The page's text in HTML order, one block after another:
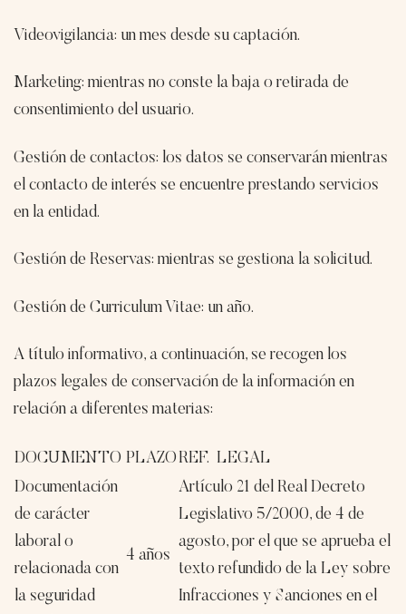
Videovigilancia: un mes desde su captación.
Marketing: mientras no conste la baja o retirada de
consentimiento del usuario.
Gestión de contactos: los datos se conservarán mientras
el contacto de interés se encuentre prestando servicios
en la entidad.
Gestión de Reservas: mientras se gestiona la solicitud.
Gestión de Curriculum Vitae: un año.
A título informativo, a continuación, se recogen los
plazos legales de conservación de la información en
relación a diferentes materias:
DOCUMENTO PLAZO REF. LEGAL
Documentación
de carácter
laboral o
relacionada con
la seguridad
4 años
Artículo 21 del Real Decreto
Legislativo 5/2000, de 4 de
agosto, por el que se aprueba el
texto refundido de la Ley sobre
Infracciones y Sanciones en el